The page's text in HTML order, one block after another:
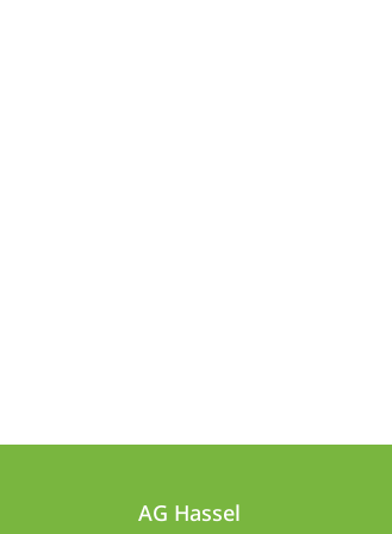
Kontaktinformationen
AG Hassel